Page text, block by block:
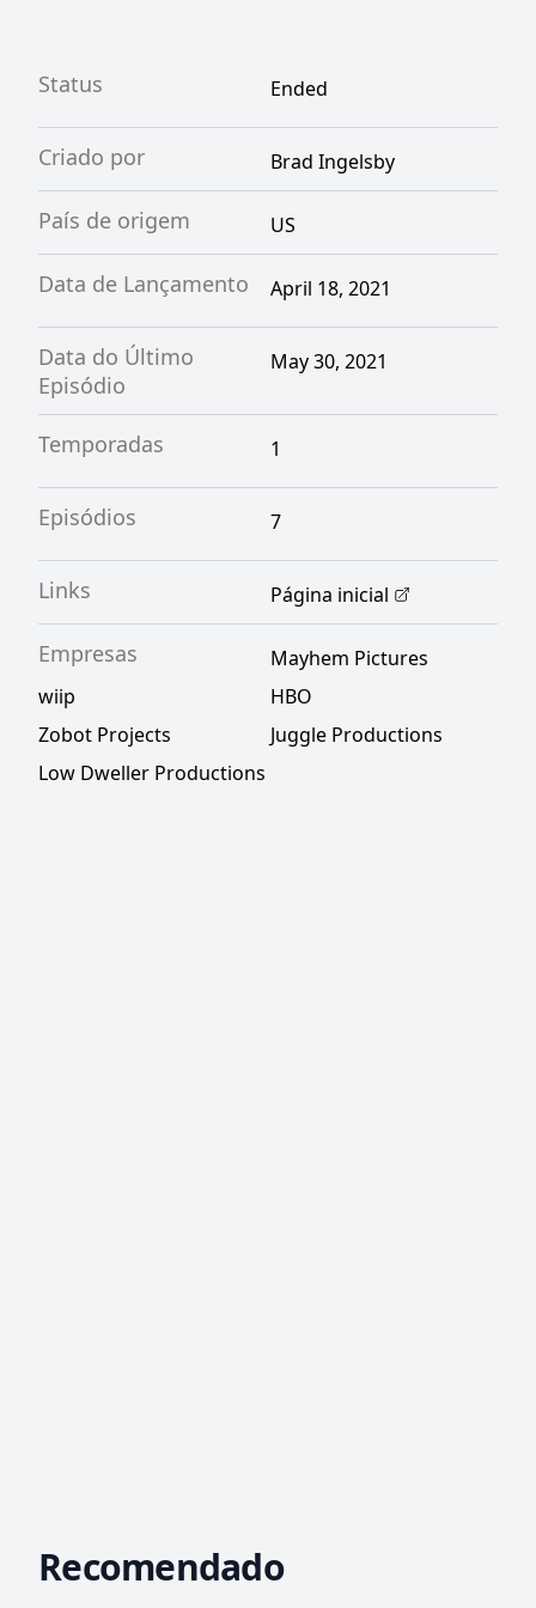
Status Ended
Criado por Brad Ingelsby
País de origem US
Data de Lançamento April 18, 2021
Data do Último
Episódio
May 30, 2021
Temporadas 1
Episódios 7
Links Página inicial
Empresas
Mayhem Pictures
wiip
HBO
Zobot Projects
Juggle Productions
Low Dweller Productions
Recomendado